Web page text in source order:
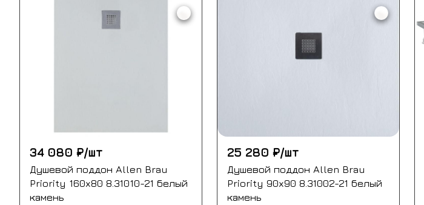
34 080 ₽/шт
Душевой поддон Allen Brau
Priority 160x80 8.31010-21 белый
камень
25 280 ₽/шт
Душевой поддон Allen Brau
Priority 90x90 8.31002-21 белый
камень